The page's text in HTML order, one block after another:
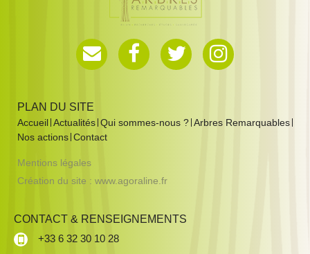
PLAN DU SITE
Accueil Actualités Qui sommes-nous ? Arbres Remarquables
Nos actions Contact
Mentions légales
Création du site : www.agoraline.fr
CONTACT & RENSEIGNEMENTS
+33 6 32 30 10 28